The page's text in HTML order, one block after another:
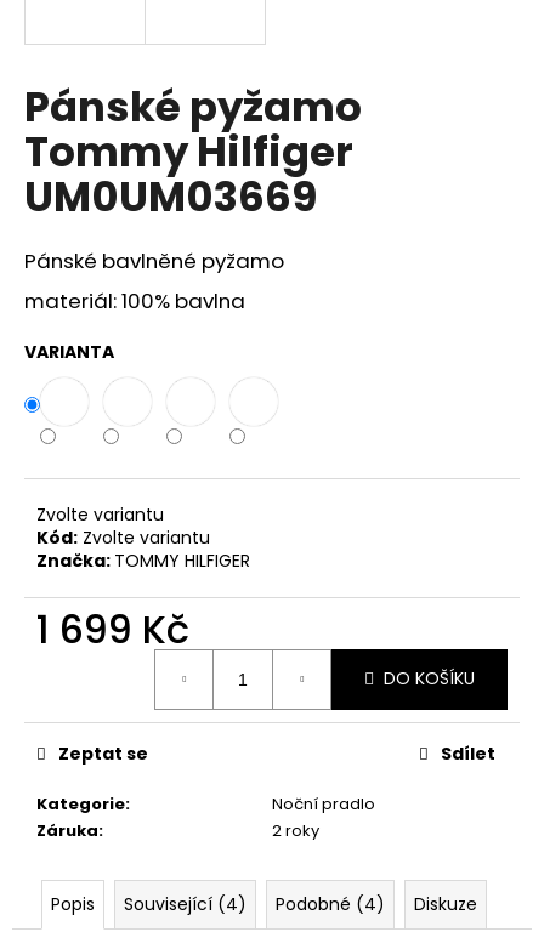
Pánské pyžamo
Tommy Hilfiger
UM0UM03669
Pánské bavlněné pyžamo
materiál: 100% bavlna
VARIANTA
Zvolte variantu
Kód: Zvolte variantu
Značka: TOMMY HILFIGER
1 699 Kč
DO KOŠÍKU
Kategorie:
Noční pradlo
Záruka: 2 roky
Zeptat se Sdílet
Popis Související (4) Podobné (4) Diskuze
í
t
?
HLEDAT
D
o
p
u
č
u
j
e
m